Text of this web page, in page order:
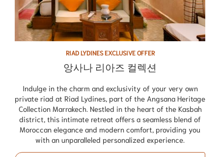
RIAD LYDINES EXCLUSIVE OFFER
앙사나 리아즈 컬렉션
Indulge in the charm and exclusivity of your very own
private riad at Riad Lydines, part of the Angsana Heritage
Collection Marrakech. Nestled in the heart of the Kasbah
district, this intimate retreat offers a seamless blend of
Moroccan elegance and modern comfort, providing you
with an unparalleled personalized experience.